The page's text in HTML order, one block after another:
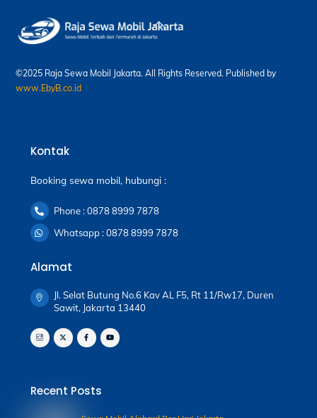
Back
©2025 Raja Sewa Mobil Jakarta. All Rights Reserved. Published by
www.EbyB.co.id
Kontak
Booking sewa mobil, hubungi :
Phone : 0878 8999 7878
Whatsapp : 0878 8999 7878
Alamat
Jl. Selat Butung No.6 Kav AL F5, Rt 11/Rw17, Duren
Sawit, Jakarta 13440
Recent Posts